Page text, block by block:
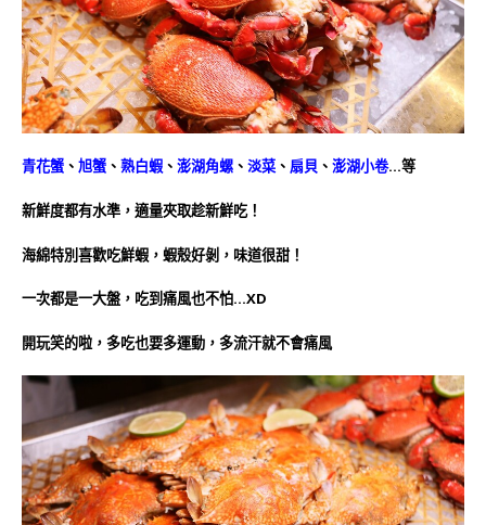
青花蟹 、 旭蟹 、 熟白蝦 、 澎湖角螺 、 淡菜 、 扇貝 、 澎湖小卷…等
新鮮度都有水準，適量夾取趁新鮮吃！
海綿特別喜歡吃鮮蝦，蝦殼好剝，味道很甜！
一次都是一大盤，吃到痛風也不怕…XD
開玩笑的啦，多吃也要多運動，多流汗就不會痛風